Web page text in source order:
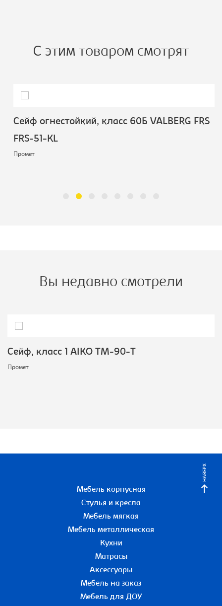
С этим товаром смотрят
Сейф огнестойкий, класс 60Б VALBERG FRS
FRS-51-KL
Промет
Вы недавно смотрели
Сейф, класс 1 AIKO TM-90-T
Промет
НАВЕРХ
Мебель корпусная
Стулья и кресла
Мебель мягкая
Мебель металлическая
Кухни
Матрасы
Аксессуары
Мебель на заказ
Мебель для ДОУ